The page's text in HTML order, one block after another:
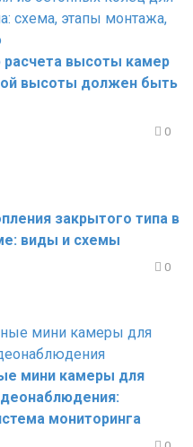
расчета высоты камер
высоты должен быть
0
закрытого типа в
виды и схемы
0
мини камеры для
мониторинга